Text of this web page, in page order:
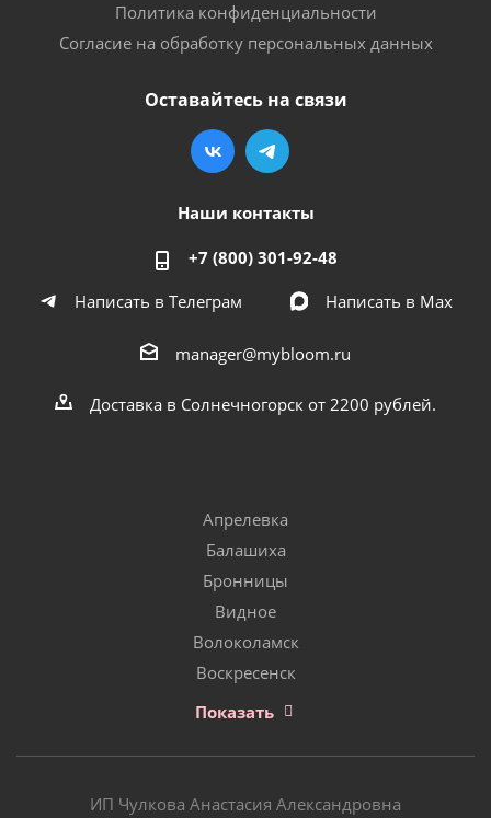
Политика конфиденциальности
Согласие на обработку персональных данных
Оставайтесь на связи
Наши контакты
+7 (800) 301-92-48
Написать в Телеграм
Написать в Мах
manager@mybloom.ru
Доставка в Солнечногорск от 2200 рублей.
Апрелевка
Балашиха
Бронницы
Видное
Волоколамск
Воскресенск
Показать
ИП Чулкова Анастасия Александровна